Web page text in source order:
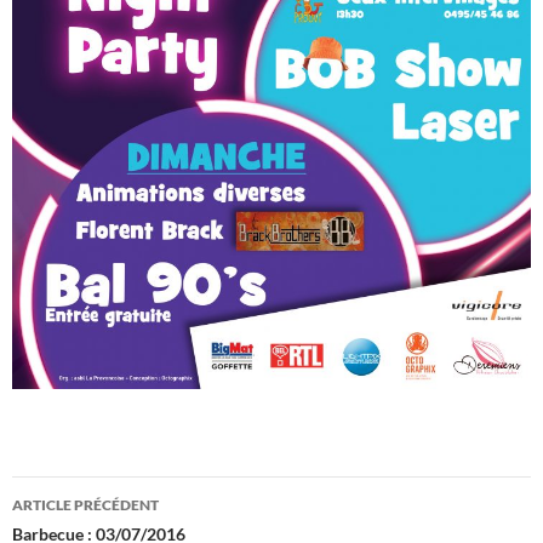
Navigation
ARTICLE PRÉCÉDENT
Barbecue : 03/07/2016